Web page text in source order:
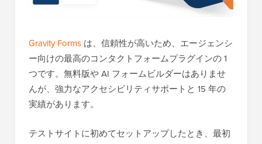
Gravity Forms は、信頼性が高いため、エージェンシ
ー向けの最高のコンタクトフォームプラグインの 1
つです。無料版や AI フォームビルダーはありませ
んが、強力なアクセシビリティサポートと 15 年の
実績があります。
テストサイトに初めてセットアップしたとき、最初